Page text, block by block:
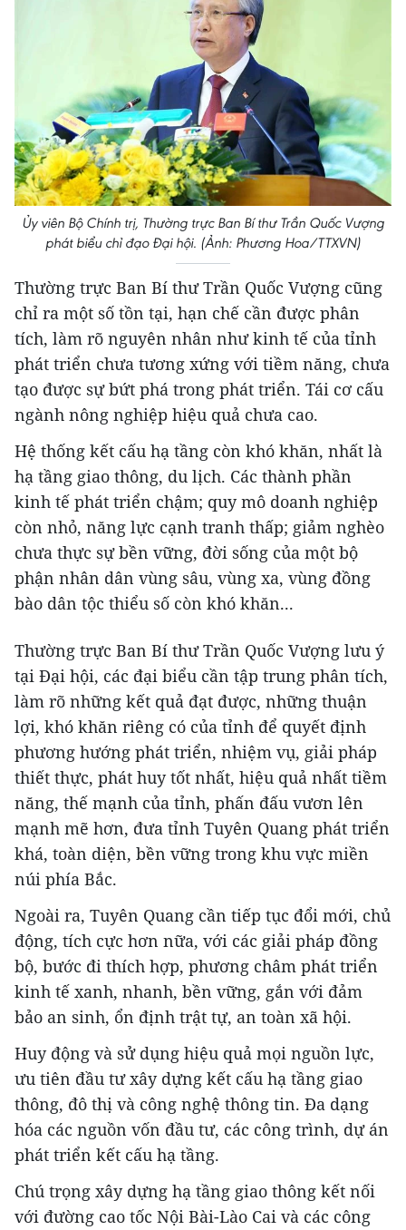
Ủy viên Bộ Chính trị, Thường trực Ban Bí thư Trần Quốc Vượng
phát biểu chỉ đạo Đại hội. (Ảnh: Phương Hoa/TTXVN)
Thường trực Ban Bí thư Trần Quốc Vượng cũng
chỉ ra một số tồn tại, hạn chế cần được phân
tích, làm rõ nguyên nhân như kinh tế của tỉnh
phát triển chưa tương xứng với tiềm năng, chưa
tạo được sự bứt phá trong phát triển. Tái cơ cấu
ngành nông nghiệp hiệu quả chưa cao.
Hệ thống kết cấu hạ tầng còn khó khăn, nhất là
hạ tầng giao thông, du lịch. Các thành phần
kinh tế phát triển chậm; quy mô doanh nghiệp
còn nhỏ, năng lực cạnh tranh thấp; giảm nghèo
chưa thực sự bền vững, đời sống của một bộ
phận nhân dân vùng sâu, vùng xa, vùng đồng
bào dân tộc thiểu số còn khó khăn...
Thường trực Ban Bí thư Trần Quốc Vượng lưu ý
tại Đại hội, các đại biểu cần tập trung phân tích,
làm rõ những kết quả đạt được, những thuận
lợi, khó khăn riêng có của tỉnh để quyết định
phương hướng phát triển, nhiệm vụ, giải pháp
thiết thực, phát huy tốt nhất, hiệu quả nhất tiềm
năng, thế mạnh của tỉnh, phấn đấu vươn lên
mạnh mẽ hơn, đưa tỉnh Tuyên Quang phát triển
khá, toàn diện, bền vững trong khu vực miền
núi phía Bắc.
Ngoài ra, Tuyên Quang cần tiếp tục đổi mới, chủ
động, tích cực hơn nữa, với các giải pháp đồng
bộ, bước đi thích hợp, phương châm phát triển
kinh tế xanh, nhanh, bền vững, gắn với đảm
bảo an sinh, ổn định trật tự, an toàn xã hội.
Huy động và sử dụng hiệu quả mọi nguồn lực,
ưu tiên đầu tư xây dựng kết cấu hạ tầng giao
thông, đô thị và công nghệ thông tin. Đa dạng
hóa các nguồn vốn đầu tư, các công trình, dự án
phát triển kết cấu hạ tầng.
Chú trọng xây dựng hạ tầng giao thông kết nối
với đường cao tốc Nội Bài-Lào Cai và các công